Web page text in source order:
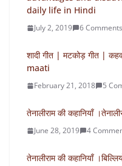
daily life in Hindi
July 2, 2019 6 Comments
शादी गीत | मटकोड़ गीत |
maati
February 21, 2018 5
तेनालीराम की कहानियाँ
June 28, 2019 4
तेनालीराम की कहानियाँ